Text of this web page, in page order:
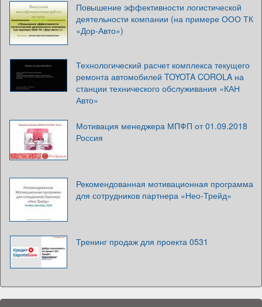
Повышение эффективности логистической
деятельности компании (на примере ООО ТК
«Дор-Авто»)
Технологический расчет комплекса текущего
ремонта автомобилей TOYOTA COROLA на
станции технического обслуживания «КАН
Авто»
Мотивация менеджера МПФП от 01.09.2018
Россия
Рекомендованная мотивационная программа
для сотрудников партнера «Нео-Трейд»
Тренинг продаж для проекта 0531